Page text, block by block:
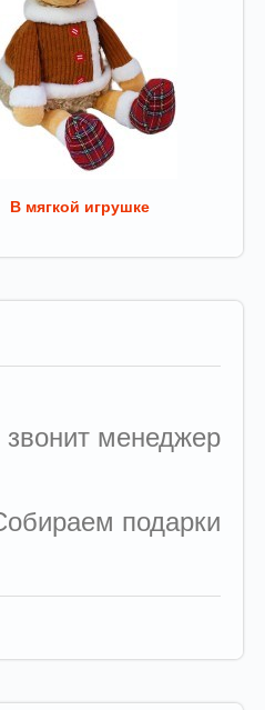
В мягкой игрушке
менеджер
подарки